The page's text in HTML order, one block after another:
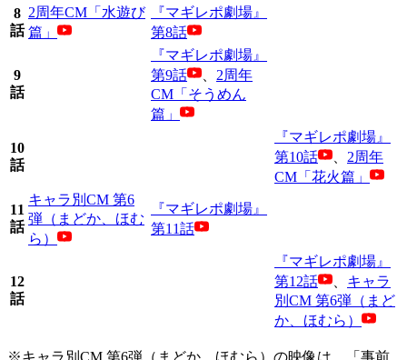
8
話
2周年CM「水遊び
篇」
『マギレポ劇場』
第8話
9
話
『マギレポ劇場』
第9話
、 2周年
CM「そうめん
篇」
10
話
『マギレポ劇場』
第10話
、 2周年
CM「花火篇」
11
話
キャラ別CM 第6
弾（まどか、ほむ
ら）
『マギレポ劇場』
第11話
12
話
『マギレポ劇場』
第12話
、 キャラ
別CM 第6弾（まど
か、ほむら）